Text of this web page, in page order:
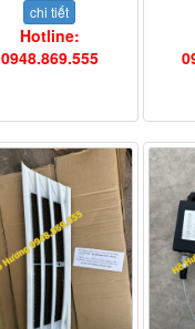
chi tiết
Hotline:
0948.869.555